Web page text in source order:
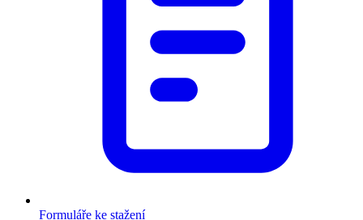
Formuláře ke stažení